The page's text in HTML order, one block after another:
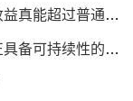
ESG基金是啥？主打环保、社会责任，收益真能超过普通基金？
ESG投资成全球趋势，券商如何筛选真正具备可持续性的ESG主题基金？